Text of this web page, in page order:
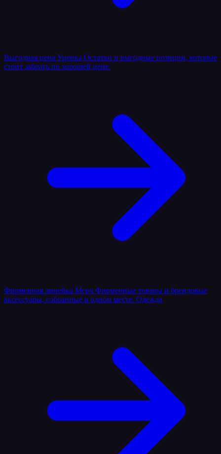
Выгодная цена Уценка Остатки и выгодные позиции, которые
стоит забрать по хорошей цене.
Фирменная линейка Мерч Фирменные товары и брендовые
аксессуары, собранные в одном месте. Одежда